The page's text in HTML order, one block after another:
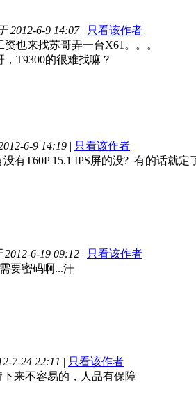
2012-6-9 14:07| 只看该作者
资也来找苏哥弄一台X61。。。
，T9300的很难找嘛？
6-9 14:19 | 只看该作者
有T60P 15.1 IPS屏的没? 有的话就定
2012-6-19 09:12 | 只看该作者
要密码啊...汗
7-24 22:11 | 只看该作者
来不容易的，人品有保障